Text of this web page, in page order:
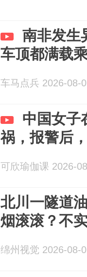
南非发生
车顶都满载
车马点兵 2026-08-
中国女子
祸，报警后
可欣瑜伽课 2026-
北川一隧道
烟滚滚？不
绵州视觉 2026-08-